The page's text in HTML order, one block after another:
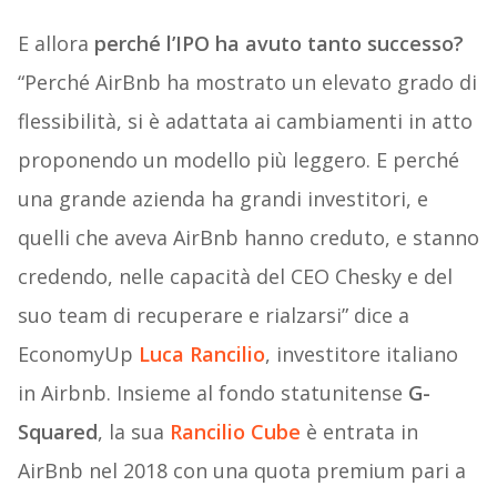
E allora perché l’IPO ha avuto tanto successo?
“Perché AirBnb ha mostrato un elevato grado di
flessibilità, si è adattata ai cambiamenti in atto
proponendo un modello più leggero. E perché
una grande azienda ha grandi investitori, e
quelli che aveva AirBnb hanno creduto, e stanno
credendo, nelle capacità del CEO Chesky e del
suo team di recuperare e rialzarsi” dice a
EconomyUp Luca Rancilio, investitore italiano
in Airbnb. Insieme al fondo statunitense G-
Squared, la sua Rancilio Cube è entrata in
AirBnb nel 2018 con una quota premium pari a